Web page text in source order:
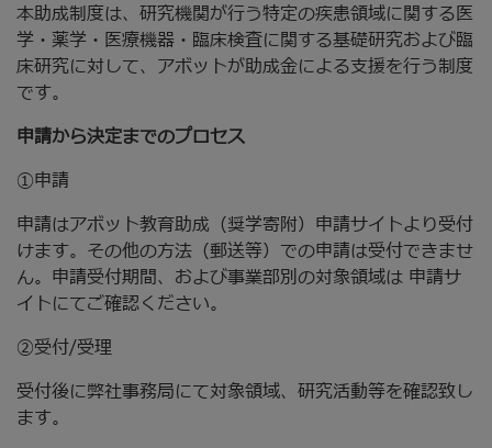
本助成制度は、研究機関が行う特定の疾患領域に関する医
学・薬学・医療機器・臨床検査に関する基礎研究および臨
床研究に対して、アボットが助成金による支援を行う制度
です。
申請から決定までのプロセス
①申請
申請はアボット教育助成（奨学寄附）申請サイトより受付
けます。その他の方法（郵送等）での申請は受付できませ
ん。申請受付期間、および事業部別の対象領域は 申請サ
イトにてご確認ください。
②受付/受理
受付後に弊社事務局にて対象領域、研究活動等を確認致し
ます。